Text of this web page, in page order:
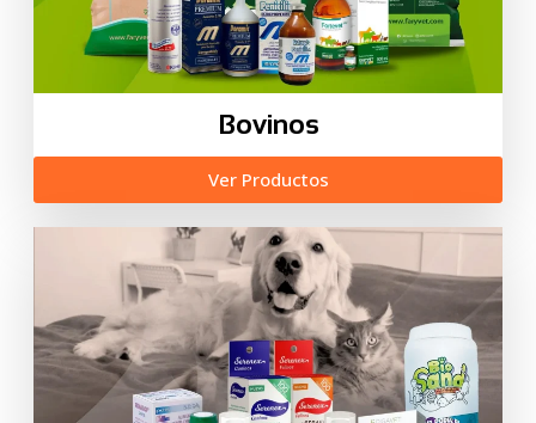
Bovinos
Ver Productos